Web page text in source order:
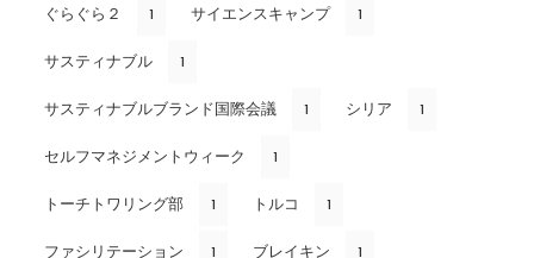
ぐらぐら２ 1 サイエンスキャンプ 1
サスティナブル 1
サスティナブルブランド国際会議 1 シリア 1
セルフマネジメントウィーク 1
トーチトワリング部 1 トルコ 1
ファシリテーション 1 ブレイキン 1